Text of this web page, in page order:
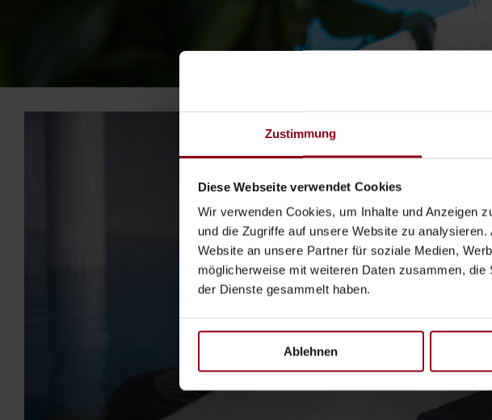
Zustimmung
Diese Webseite verwendet Cookies
Wir verwenden Cookies, um Inhalte und Anzeigen
und die Zugriffe auf unsere Website zu
Website an unsere Partner für soziale Medien,
möglicherweise mit weiteren Daten zusammen,
der Dienste gesammelt haben.
Ablehnen